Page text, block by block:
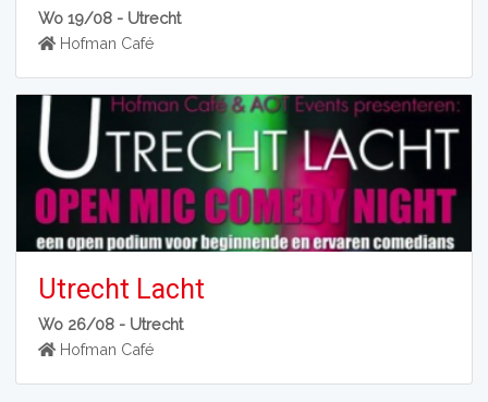
Wo 19/08 - Utrecht
Hofman Café
Utrecht Lacht
Wo 26/08 - Utrecht
Hofman Café